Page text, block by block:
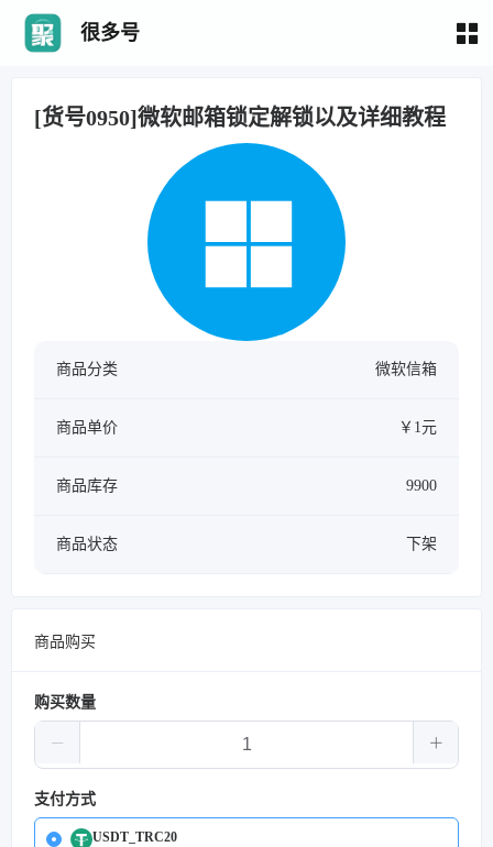
很多号
[货号0950]微软邮箱锁定解锁以及详细教程
商品分类 微软信箱
商品单价 ￥1元
商品库存 9900
商品状态 下架
商品购买
购买数量
支付方式
USDT_TRC20